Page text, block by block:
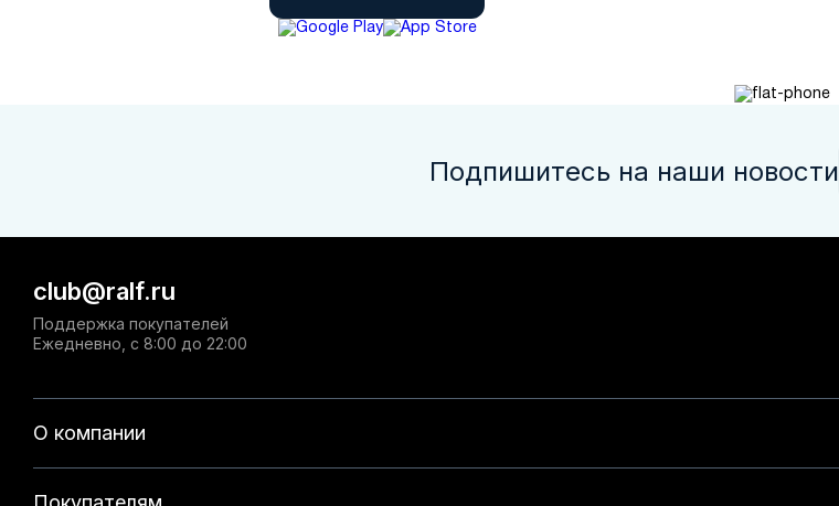
Подпишитесь на наши новости
О компании
club@ralf.ru
Поддержка покупателей
Ежедневно, с 8:00 до 22:00